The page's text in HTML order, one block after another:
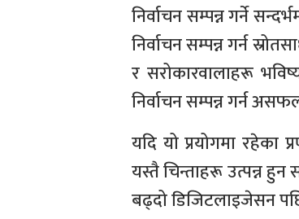
निर्वाचन सम्पन्न गर्ने
निर्वाचन सम्पन्न गर्न
र सरोकारवालाहरू
निर्वाचन सम्पन्न गर्न
यदि यो प्रयोगमा रहेका
यस्तै चिन्ताहरू उत्पन्न
बढ्दो डिजिटलाइजेसन